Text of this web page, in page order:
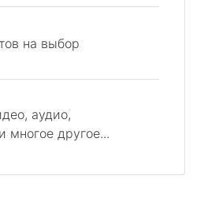
на выбор
аудио,
многое другое...